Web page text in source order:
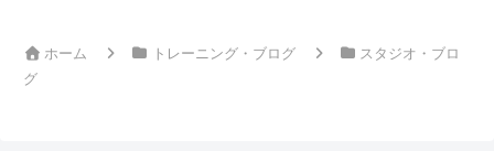
ホーム トレーニング・ブログ
スタジオ・ブロ
グ